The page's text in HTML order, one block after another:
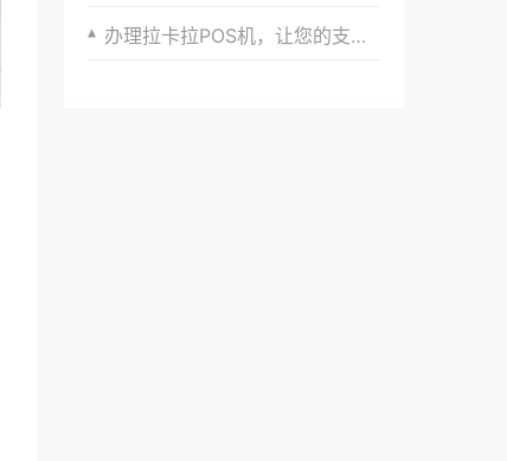
办理拉卡拉POS机，让您的支付过程更加高效便捷